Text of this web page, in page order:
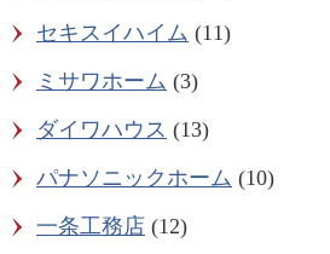
セキスイハイム (11)
ミサワホーム (3)
ダイワハウス (13)
パナソニックホーム (10)
一条工務店 (12)